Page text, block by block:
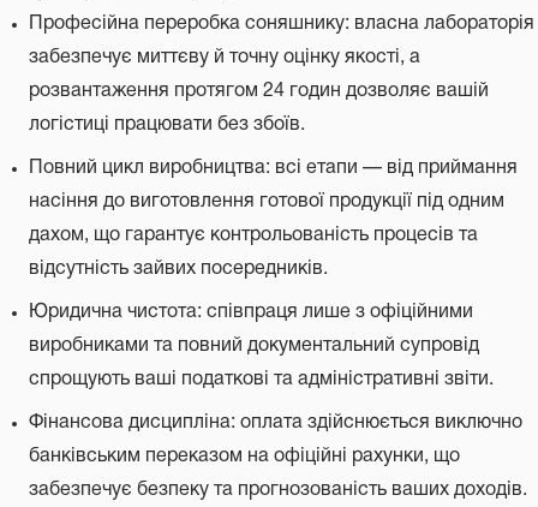
Професійна переробка соняшнику: власна лабораторія
забезпечує миттєву й точну оцінку якості, а
розвантаження протягом 24 годин дозволяє вашій
логістиці працювати без збоїв.
Повний цикл виробництва: всі етапи — від приймання
насіння до виготовлення готової продукції під одним
дахом, що гарантує контрольованість процесів та
відсутність зайвих посередників.
Юридична чистота: співпраця лише з офіційними
виробниками та повний документальний супровід
спрощують ваші податкові та адміністративні звіти.
Фінансова дисципліна: оплата здійснюється виключно
банківським переказом на офіційні рахунки, що
забезпечує безпеку та прогнозованість ваших доходів.